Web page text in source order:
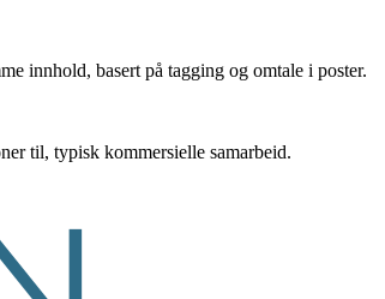
innhold, basert på tagging og omtale i poster.
til, typisk kommersielle samarbeid.